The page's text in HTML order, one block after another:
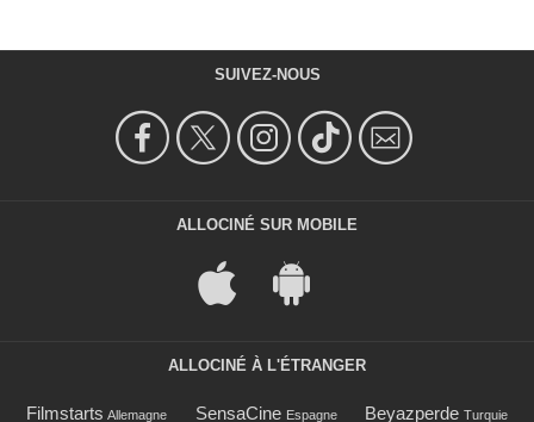
SUIVEZ-NOUS
ALLOCINÉ SUR MOBILE
ALLOCINÉ À L'ÉTRANGER
Filmstarts Allemagne SensaCine Espagne Beyazperde Turquie